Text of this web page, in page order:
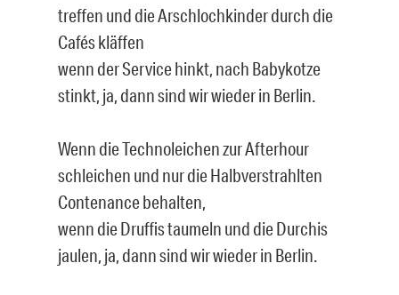
treffen und die Arschlochkinder durch die
Cafés kläffen
wenn der Service hinkt, nach Babykotze
stinkt, ja, dann sind wir wieder in Berlin.
Wenn die Technoleichen zur Afterhour
schleichen und nur die Halbverstrahlten
Contenance behalten,
wenn die Druffis taumeln und die Durchis
jaulen, ja, dann sind wir wieder in Berlin.